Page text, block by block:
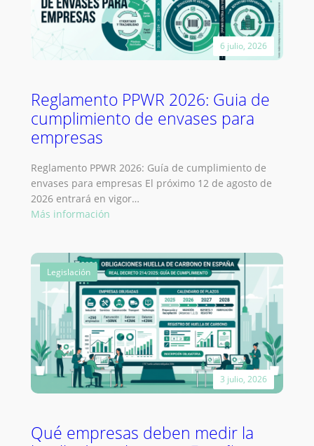
tras
el
fin
del
6 julio, 2026
Reglamento PPWR 2026: Guia de
cumplimiento de envases para
empresas
Reglamento PPWR 2026: Guía de cumplimiento de
envases para empresas El próximo 12 de agosto de
2026 entrará en vigor…
Más información:
2026:
Guia
de
cumplimiento
de
envases
para
empresas
Legislación
3 julio, 2026
Qué empresas deben medir la